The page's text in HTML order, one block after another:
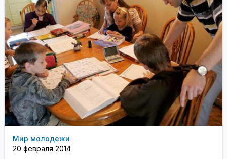
Мир молодежи
20 февраля 2014